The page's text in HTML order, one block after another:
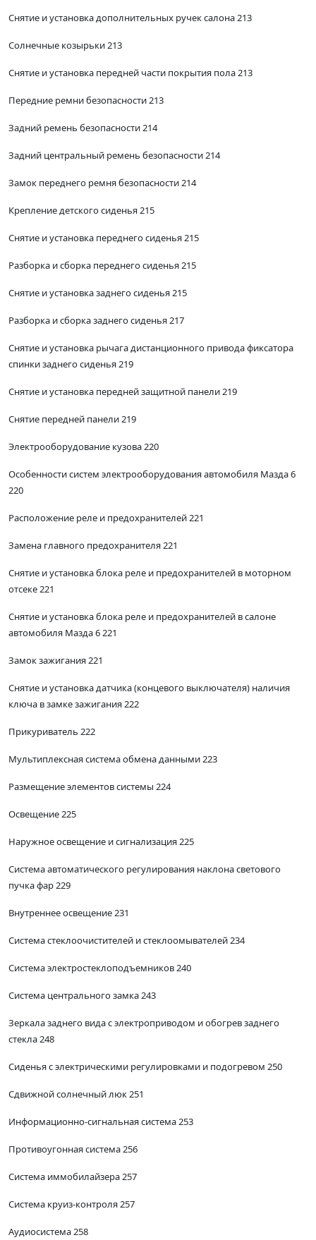
Снятие и установка дополнительных ручек салона 213
Солнечные козырьки 213
Снятие и установка передней части покрытия пола 213
Передние ремни безопасности 213
Задний ремень безопасности 214
Задний центральный ремень безопасности 214
Замок переднего ремня безопасности 214
Крепление детского сиденья 215
Снятие и установка переднего сиденья 215
Разборка и сборка переднего сиденья 215
Снятие и установка заднего сиденья 215
Разборка и сборка заднего сиденья 217
Снятие и установка рычага дистанционного привода фиксатора
спинки заднего сиденья 219
Снятие и установка передней защитной панели 219
Снятие передней панели 219
Электрооборудование кузова 220
Особенности систем электрооборудования автомобиля Мазда 6
220
Расположение реле и предохранителей 221
Замена главного предохранителя 221
Снятие и установка блока реле и предохранителей в моторном
отсеке 221
Снятие и установка блока реле и предохранителей в салоне
автомобиля Мазда 6 221
Замок зажигания 221
Снятие и установка датчика (концевого выключателя) наличия
ключа в замке зажигания 222
Прикуриватель 222
Мультиплексная система обмена данными 223
Размещение элементов системы 224
Освещение 225
Наружное освещение и сигнализация 225
Система автоматического регулирования наклона светового
пучка фар 229
Внутреннее освещение 231
Система стеклоочистителей и стеклоомывателей 234
Система электростеклоподъемников 240
Система центрального замка 243
Зеркала заднего вида с электроприводом и обогрев заднего
стекла 248
Сиденья с электрическими регулировками и подогревом 250
Сдвижной солнечный люк 251
Информационно-сигнальная система 253
Противоугонная система 256
Система иммобилайзера 257
Система круиз-контроля 257
Аудиосистема 258